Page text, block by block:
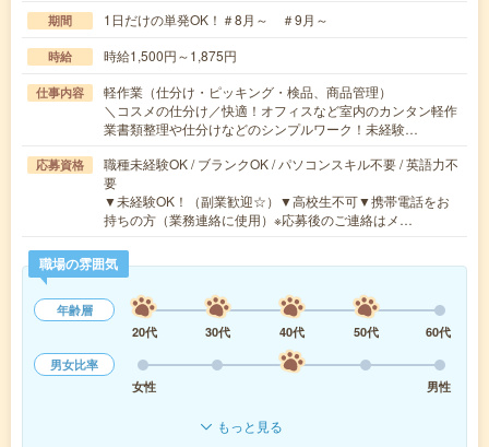
期間 1日だけの単発OK！＃8月～ ＃9月～
時給 時給1,500円～1,875円
仕事内容
軽作業（仕分け・ピッキング・検品、商品管理）
＼コスメの仕分け／快適！オフィスなど室内のカンタン軽作
業書類整理や仕分けなどのシンプルワーク！未経験…
応募資格
職種未経験OK / ブランクOK / パソコンスキル不要 / 英語力不
要
▼未経験OK！（副業歓迎☆）▼高校生不可▼携帯電話をお
持ちの方（業務連絡に使用）※応募後のご連絡はメ…
職場の雰囲気
年齢層
20代
30代 40代 50代
60代
男女比率
女性
男性
もっと見る